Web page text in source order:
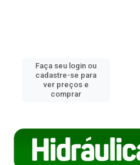
Faça seu login ou
cadastre-se para
ver preços e
comprar